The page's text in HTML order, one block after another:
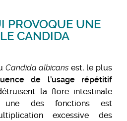
PROVOQUE UNE
CANDIDA
Candida albicans est, le plus
de l’usage répétitif
la flore intestinale
une des fonctions est
excessive des